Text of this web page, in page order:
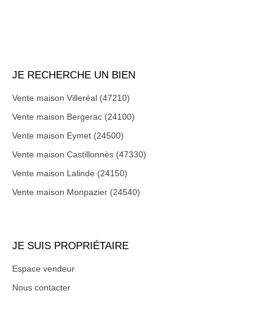
JE RECHERCHE UN BIEN
Vente maison Villeréal (47210)
Vente maison Bergerac (24100)
Vente maison Eymet (24500)
Vente maison Castillonnès (47330)
Vente maison Lalinde (24150)
Vente maison Monpazier (24540)
JE SUIS PROPRIÉTAIRE
Espace vendeur
Nous contacter